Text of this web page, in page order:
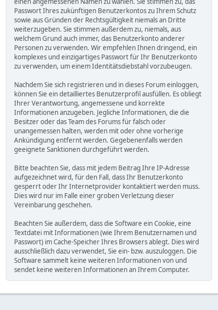
Passwort Ihres zukünftigen Benutzerkontos zu Ihrem Schutz
sowie aus Gründen der Rechtsgültigkeit niemals an Dritte
weiterzugeben. Sie stimmen außerdem zu, niemals, aus
welchem Grund auch immer, das Benutzerkonto anderer
Personen zu verwenden. Wir empfehlen Ihnen dringend, ein
komplexes und einzigartiges Passwort für Ihr Benutzerkonto
zu verwenden, um einem Identitätsdiebstahl vorzubeugen.
Nachdem Sie sich registrieren und in dieses Forum einloggen,
können Sie ein detailliertes Benutzerprofil ausfüllen. Es obliegt
Ihrer Verantwortung, angemessene und korrekte
Informationen anzugeben. Jegliche Informationen, die die
Besitzer oder das Team des Forums für falsch oder
unangemessen halten, werden mit oder ohne vorherige
Ankündigung entfernt werden. Gegebenenfalls werden
geeignete Sanktionen durchgeführt werden.
Bitte beachten Sie, dass mit jedem Beitrag Ihre IP-Adresse
aufgezeichnet wird, für den Fall, dass Ihr Benutzerkonto
gesperrt oder Ihr Internetprovider kontaktiert werden muss.
Dies wird nur im Falle einer groben Verletzung dieser
Vereinbarung geschehen.
Beachten Sie außerdem, dass die Software ein Cookie, eine
Textdatei mit Informationen (wie Ihrem Benutzernamen und
Passwort) im Cache-Speicher Ihres Browsers ablegt. Dies wird
ausschließlich dazu verwendet, Sie ein- bzw. auszuloggen. Die
Software sammelt keine weiteren Informationen von und
sendet keine weiteren Informationen an Ihrem Computer.